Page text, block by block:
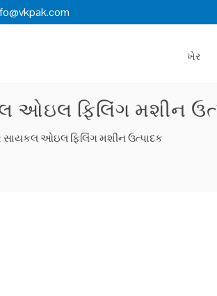
ખેર
ઓઇલ ફિલિંગ મશીન
સાયકલ ઓઇલ ફિલિંગ મશીન ઉત્પાદક